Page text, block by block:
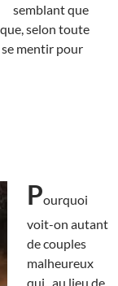
semblant que
selon toute
se mentir pour
Pourquoi
voit-on autant
de couples
malheureux
qui, au lieu de